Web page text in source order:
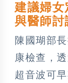
建議婦
與醫師討
陳國瑚部
康檢查，
超音波可